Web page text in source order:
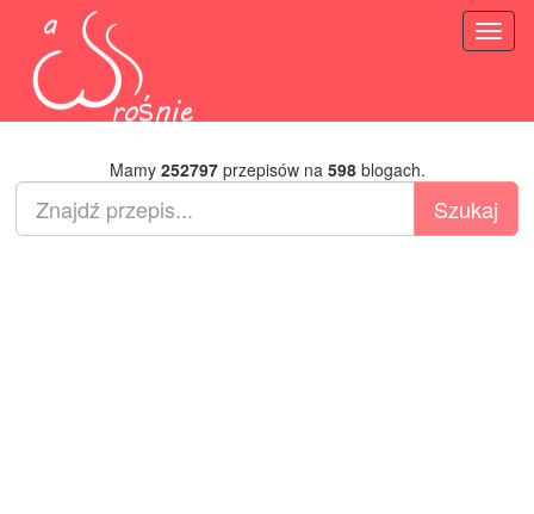
Mamy 252797przepisów na 598blogach.